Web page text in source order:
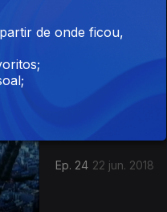
Ep. 25 29 jun. 2018
Ep. 24 22 jun. 2018
de onde ficou,